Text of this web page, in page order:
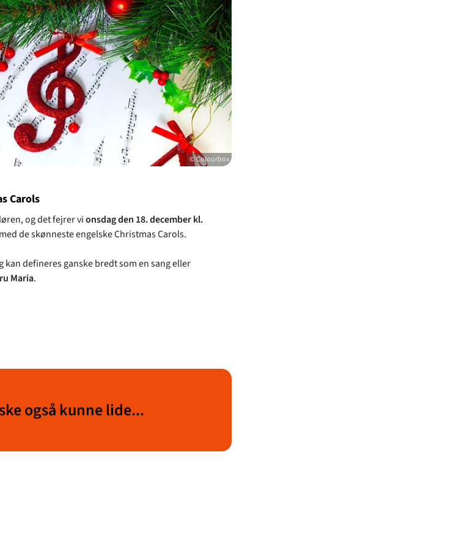
© Colourbox
Carols
og det fejrer vionsdag den 18. december kl.
de skønneste engelske Christmas Carols.
defineres ganske bredt som en sang eller
Maria.
også kunne lide...